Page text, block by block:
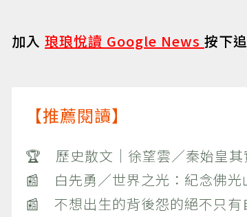
加入 琅琅悅讀 Google News 按下
【推薦閱讀】
🏆 歷史散文｜徐望雲／秦始皇其
📰 白先勇／世界之光：紀念佛光
📰 不想出生的背後怨的絕不只有